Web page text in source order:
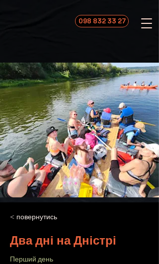
098 832 33 27
< повернутись
Два дні на Дністрі
Перший день